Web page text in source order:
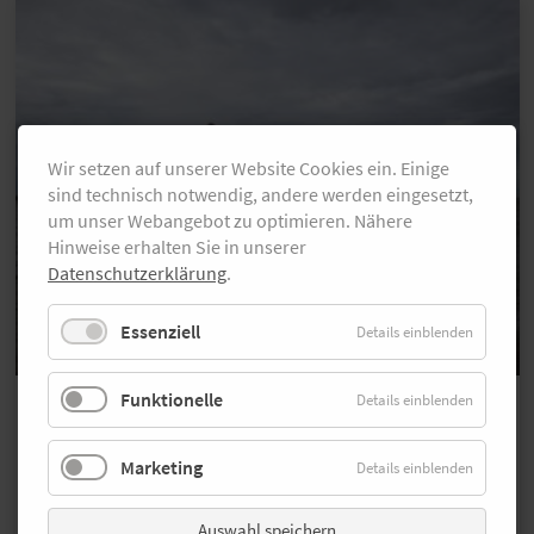
Wettlauf im Wattenmeer
Hol‘ dir deinen Freistart inklusive
Hotelübernachtung beim Red Bull
Wattlauf von Cuxhaven auf die
Wir setzen auf unserer Website Cookies ein. Einige
sind technisch notwendig, andere werden eingesetzt,
um unser Webangebot zu optimieren. Nähere
Hinweise erhalten Sie in unserer
Datenschutzerklärung.
Essenziell Details einblenden
Funktionelle Details einblenden
Marketing Details einblenden